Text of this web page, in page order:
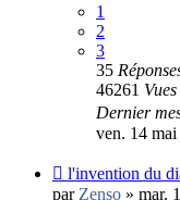
1
2
3
35
46261 Vues
Dernier
ven. 14
l'invention du
par Zenso » mar.